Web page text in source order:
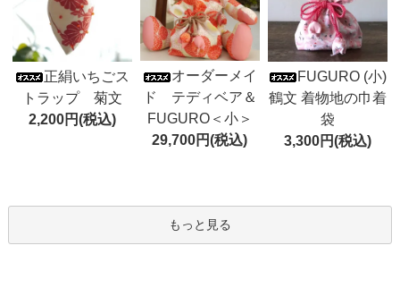
正絹いちごス
トラップ 菊文
2,200円(税込)
オーダーメイ
ド テディベア＆
FUGURO＜小＞
29,700円(税込)
FUGURO (小)
鶴文 着物地の巾着
袋
3,300円(税込)
もっと見る